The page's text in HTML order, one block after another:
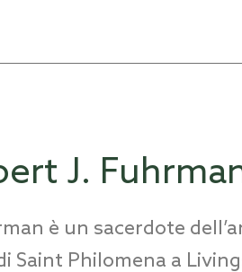
J.
è un sacerdote
Saint Philomena a